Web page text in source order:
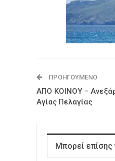
ΠΡΟΗΓΟΎΜΕΝΟ
ΑΠΟ ΚΟΙΝΟΥ –
Αγίας Πελαγίας
Μπορεί επίσης